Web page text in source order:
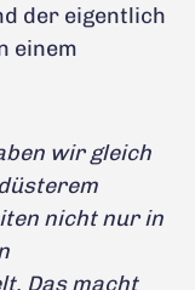
der eigentlich
einem
wir gleich
nicht nur in
Das macht